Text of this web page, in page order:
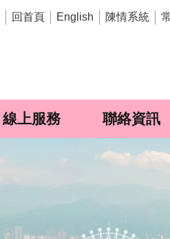
回首頁 English 陳情系統
線上服務 聯絡資訊